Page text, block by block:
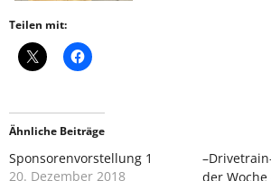
Teilen mit:
Ähnliche Beiträge
Sponsorenvorstellung 1
20. Dezember 2018
der